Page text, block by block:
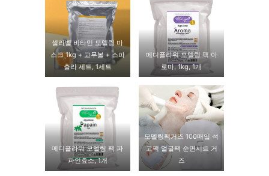
셀라벨 비타민 모델링 마
스크 1kg + 고무볼 + 스파
출라 세트, 1세트
메디플라워 모델링 팩 아
로마, 1kg, 1개
메디플라워 모델링 팩 파
파인효소, 1개
모델링팩거즈 100매입 석
고팩 얼굴팩 순면시트 거
즈